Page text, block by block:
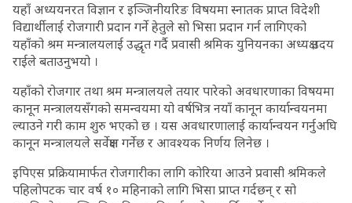
यहाँ अध्ययनरत विज्ञान र इञ्जिनीयरिङ विषयमा स्नातक प्राप्त विदेशी
विद्यार्थीलाई रोजगारी प्रदान गर्ने हेतुले सो भिसा प्रदान गर्न लागिएको
यहाँको श्रम मन्त्रालयलाई उद्धृत गर्दै प्रवासी श्रमिक युनियनका अध्यक्ष उदय
राईले बताउनुभयो ।
यहाँको रोजगार तथा श्रम मन्त्रालयले तयार पारेको अवधारणाका विषयमा
कानून मन्त्रालयसँगको समन्वयमा यो वर्षभित्र नयाँ कानून कार्यान्वयनमा
ल्याउने गरी काम शुरु भएको छ । यस अवधारणालाई कार्यान्वयन गर्नुअघि
कानून मन्त्रालयले सर्वेक्षण गर्नेछ र आवश्यक निर्णय लिनेछ ।
इपिएस प्रक्रियामार्फत रोजगारीका लागि कोरिया आउने प्रवासी श्रमिकले
पहिलोपटक चार वर्ष १० महिनाको लागि भिसा प्राप्त गर्दछन् र सो